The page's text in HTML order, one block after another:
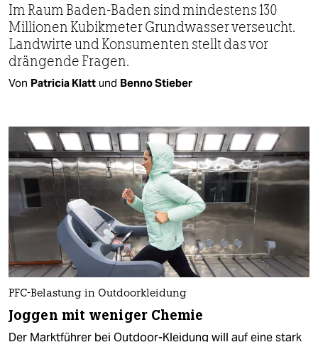
Im Raum Baden-Baden sind mindestens 130
Millionen Kubikmeter Grundwasser verseucht.
Landwirte und Konsumenten stellt das vor
drängende Fragen.
Von Patricia Klatt und Benno Stieber
PFC-Belastung in Outdoorkleidung
Joggen mit weniger Chemie
Der Marktführer bei Outdoor-Kleidung will auf eine stark